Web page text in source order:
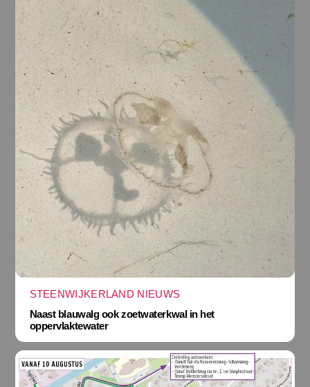
STEENWIJKERLAND NIEUWS
Naast blauwalg ook zoetwaterkwal in het
oppervlaktewater